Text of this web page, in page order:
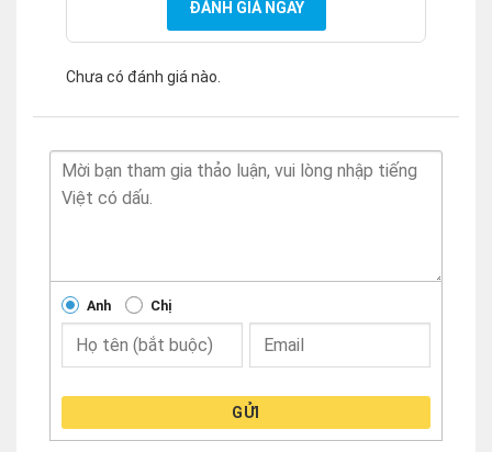
ĐÁNH GIÁ NGAY
Chưa có đánh giá nào.
Anh Chị
GỬI